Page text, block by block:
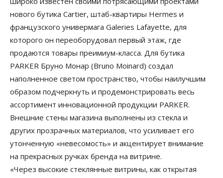
нового бутика Cartier, штаб-квартиры Hermes и
французского универмага Galeries Lafayette, для
которого он переоборудовал первый этаж, где
продаются товары преимиум-класса. Для бутика
PARKER Бруно Монар (Bruno Moinard) создал
наполненное светом пространство, чтобы наилучшим
образом подчеркнуть и продемонстрировать весь
ассортимент инновационной продукции PARKER.
Внешние стены магазина выполнены из стекла и
других прозрачных материалов, что усиливает его
утонченную «невесомость» и акцентирует внимание
на прекрасных ручках бренда на витрине.
«Через высокие стеклянные витрины, как открытая